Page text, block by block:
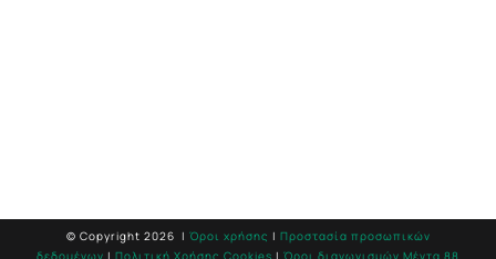
© Copyright 2026 | Όροι χρήσης | Προστασία προσωπικών